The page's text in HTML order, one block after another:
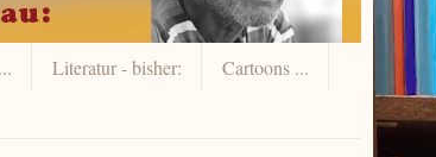
Literatur - bisher:
Cartoons ...